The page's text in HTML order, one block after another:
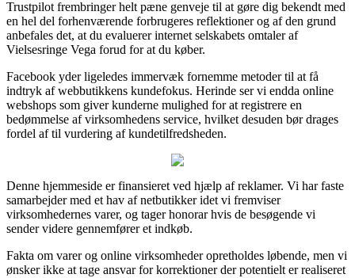
Trustpilot frembringer helt pæne genveje til at gøre dig bekendt med
en hel del forhenværende forbrugeres reflektioner og af den grund
anbefales det, at du evaluerer internet selskabets omtaler af
Vielsesringe Vega forud for at du køber.
Facebook yder ligeledes immervæk fornemme metoder til at få
indtryk af webbutikkens kundefokus. Herinde ser vi endda online
webshops som giver kunderne mulighed for at registrere en
bedømmelse af virksomhedens service, hvilket desuden bør drages
fordel af til vurdering af kundetilfredsheden.
Denne hjemmeside er finansieret ved hjælp af reklamer. Vi har faste
samarbejder med et hav af netbutikker idet vi fremviser
virksomhedernes varer, og tager honorar hvis de besøgende vi
sender videre gennemfører et indkøb.
Fakta om varer og online virksomheder opretholdes løbende, men vi
ønsker ikke at tage ansvar for korrektioner der potentielt er realiseret